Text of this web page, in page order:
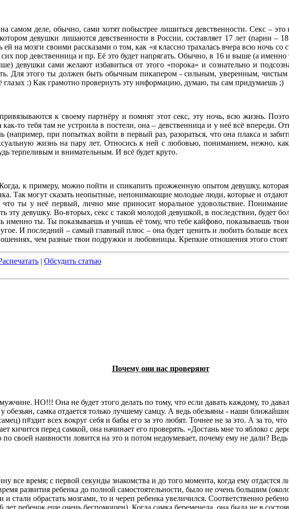
самом деле, обычно, сами хотят побыстрее лишиться девственности. Секс – это
девушки лишаются девственности в России, составляет 17 лет (парни –
на мозги своими рассказами о том, как «я классно трахалась вчера всю ночь со
пор девственница и пр. Её это будет напрягать. Обычно, в 16 и выше (а именно
девушки сами желают избавиться от этого «порока» и сознательно и
Для этого ты должен быть обычным пикапером - сильным, уверенным, чистым
:) Как грамотно провернуть эту информацию, думаю, ты сам придумаешь ;)
к своему партнёру и помнят этот секс, эту ночь, всю жизнь.
то тебя там не устроила в постели, она – девственница и у неё всё впереди.
(например, при попытках войти в первый раз, разораться, что она плакса и
жизнь на пару лет. Относись к ней с любовью, пониманием, нежно,
терпеливым и внимательным. И всё будет круто.
к примеру, можно пойти и спикапить прожженную опытом девушку, которая
Так могут сказать неопытные, непонимающие молодые люди, которые и
ты у неё первый, лично мне приносит моральное удовольствие.
эту девушку. Во-вторых, секс с такой молодой девушкой, в последствии, будет
именно ты. Ты показываешь и учишь её тому, что тебе кайфово, показываешь
И последний – самый главный плюс – она будет ценить и любить больше
чем разные твои подружки и любовницы. Крепкие отношения этого стоят
| Обсудить статью
Почему они нас проверяют
НО!!! Она не будет этого делать по тому, что если давать каждому, то
самка отдается только лучшему самцу. А ведь обезьяны - наши
п#здит всех вокруг себя и бабы его за это любят. Точнее не за это. А за то,
кичится перед самкой, она начинает его проверять. «Достань мне то яблоко с
своей наивности ловится на это и потом недоумевает, почему ему не дали?
время; с первой секунды знакомства и до того момента, когда ему отдастся
развития ребенка до полной самостоятельности, было не очень большим
стали обрастать мозгами, то и череп ребенка увеличился. Соответственно
лет ребенок еще очень беспомощен). Когда самка беременела, она была не в